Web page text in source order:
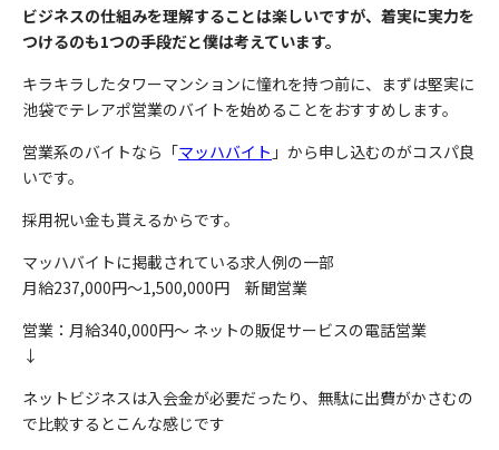
ビジネスの仕組みを理解することは楽しいですが、着実に実力を
つけるのも1つの手段だと僕は考えています。
キラキラしたタワーマンションに憧れを持つ前に、まずは堅実に
池袋でテレアポ営業のバイトを始めることをおすすめします。
営業系のバイトなら「マッハバイト 」から申し込むのがコスパ良
いです。
採用祝い金も貰えるからです。
マッハバイトに掲載されている求人例の一部
月給237,000円〜1,500,000円 新聞営業
営業：月給340,000円〜 ネットの販促サービスの電話営業
↓
ネットビジネスは入会金が必要だったり、無駄に出費がかさむの
で比較するとこんな感じです